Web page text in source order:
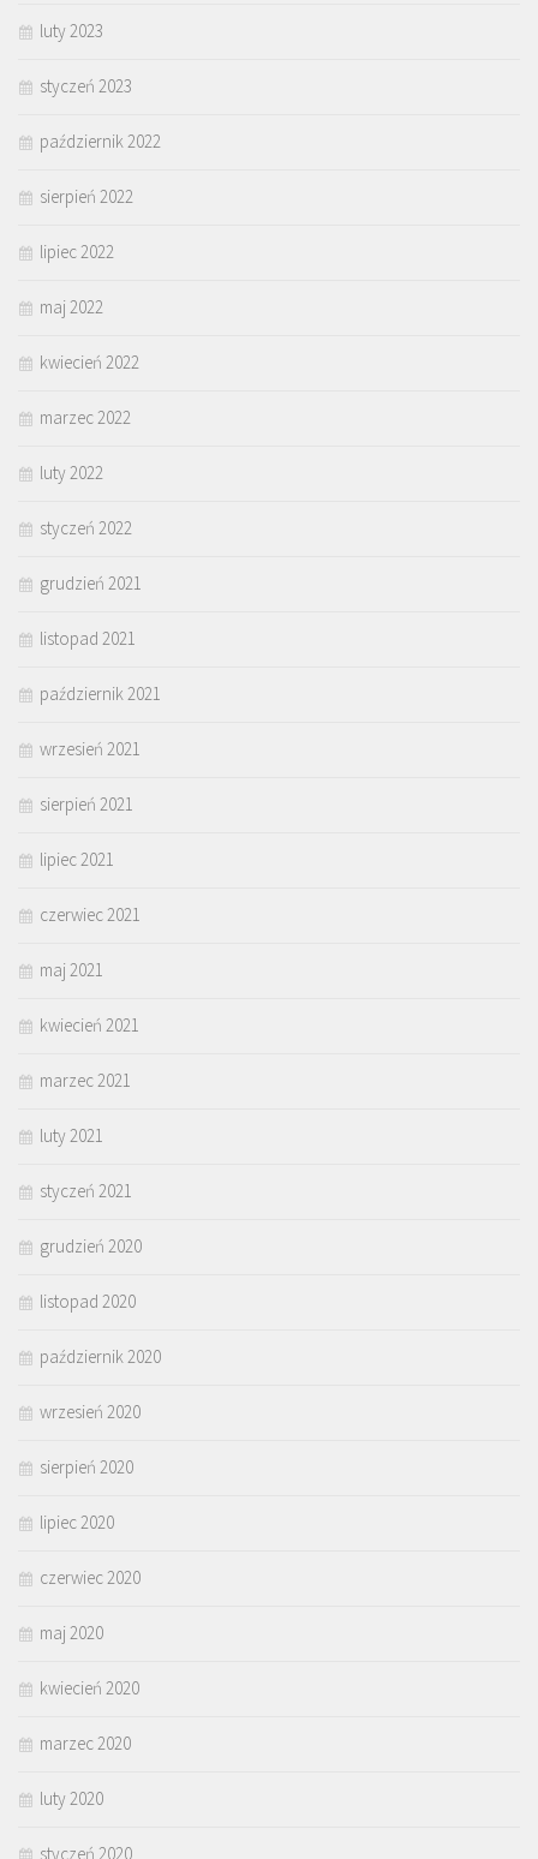
luty 2023
styczeń 2023
październik 2022
sierpień 2022
lipiec 2022
maj 2022
kwiecień 2022
marzec 2022
luty 2022
styczeń 2022
grudzień 2021
listopad 2021
październik 2021
wrzesień 2021
sierpień 2021
lipiec 2021
czerwiec 2021
maj 2021
kwiecień 2021
marzec 2021
luty 2021
styczeń 2021
grudzień 2020
listopad 2020
październik 2020
wrzesień 2020
sierpień 2020
lipiec 2020
czerwiec 2020
maj 2020
kwiecień 2020
marzec 2020
luty 2020
styczeń 2020